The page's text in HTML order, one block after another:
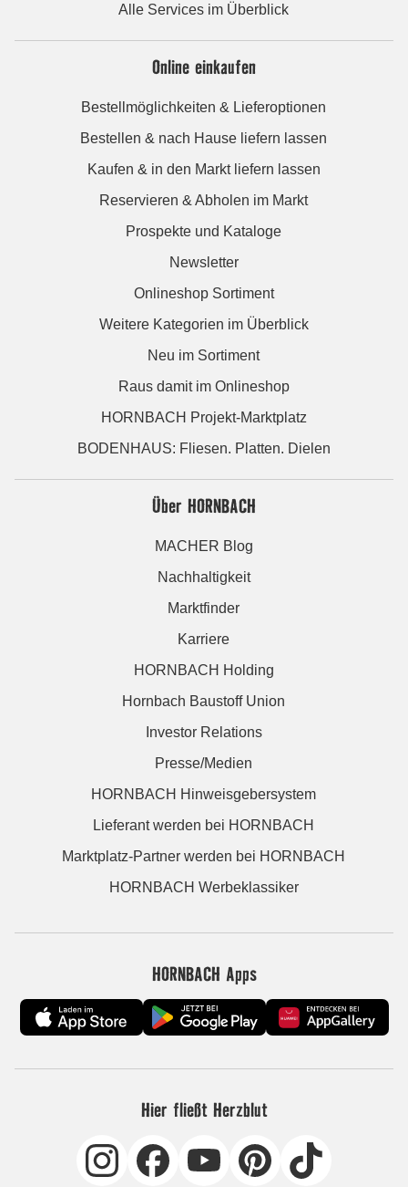
Alle Services im Überblick
Online einkaufen
Bestellmöglichkeiten & Lieferoptionen
Bestellen & nach Hause liefern lassen
Kaufen & in den Markt liefern lassen
Reservieren & Abholen im Markt
Prospekte und Kataloge
Newsletter
Onlineshop Sortiment
Weitere Kategorien im Überblick
Neu im Sortiment
Raus damit im Onlineshop
HORNBACH Projekt-Marktplatz
BODENHAUS: Fliesen. Platten. Dielen
Über HORNBACH
MACHER Blog
Nachhaltigkeit
Marktfinder
Karriere
HORNBACH Holding
Hornbach Baustoff Union
Investor Relations
Presse/Medien
HORNBACH Hinweisgebersystem
Lieferant werden bei HORNBACH
Marktplatz-Partner werden bei HORNBACH
HORNBACH Werbeklassiker
HORNBACH Apps
Hier fließt Herzblut